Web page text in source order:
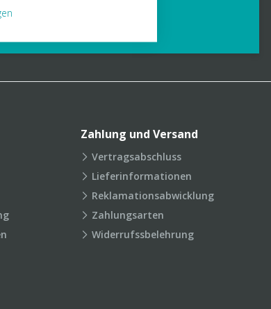
Zahlung und Versand
Vertragsabschluss
Lieferinformationen
Reklamationsabwicklung
Zahlungsarten
Widerrufssbelehrung